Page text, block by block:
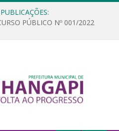
PÚBLICO Nº 001/2022